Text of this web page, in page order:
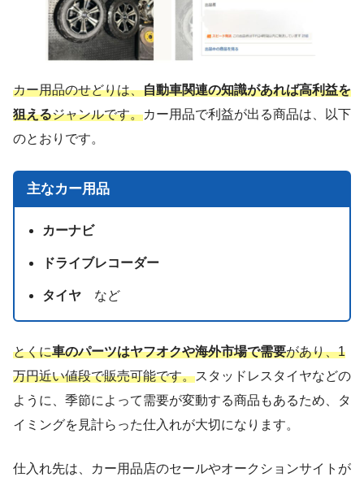
カー用品のせどりは、自動車関連の知識があれば高利益を
狙えるジャンルです。カー用品で利益が出る商品は、以下
のとおりです。
主なカー用品
カーナビ
ドライブレコーダー
タイヤ など
とくに車のパーツはヤフオクや海外市場で需要があり、1
万円近い値段で販売可能です。スタッドレスタイヤなどの
ように、季節によって需要が変動する商品もあるため、タ
イミングを見計らった仕入れが大切になります。
仕入れ先は、カー用品店のセールやオークションサイトが